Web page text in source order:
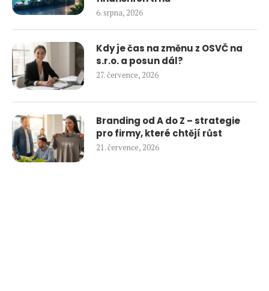
6. srpna, 2026
Kdy je čas na změnu z OSVČ na
s.r.o. a posun dál?
27. července, 2026
Branding od A do Z – strategie
pro firmy, které chtějí růst
21. července, 2026